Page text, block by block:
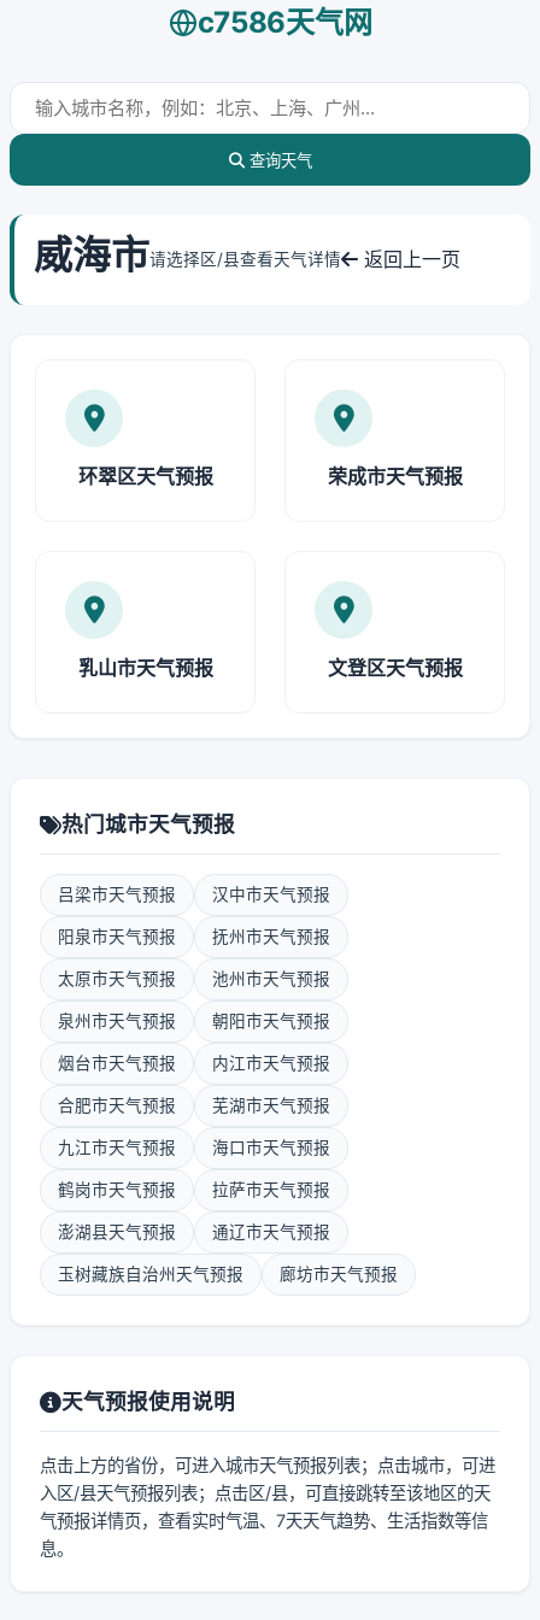
c7586天气网
查询天气
威海市请选择区/县查看天气详情 返回上一页
环翠区天气预报 荣成市天气预报
乳山市天气预报 文登区天气预报
热门城市天气预报
吕梁市天气预报 汉中市天气预报
阳泉市天气预报 抚州市天气预报
太原市天气预报 池州市天气预报
泉州市天气预报 朝阳市天气预报
烟台市天气预报 内江市天气预报
合肥市天气预报 芜湖市天气预报
九江市天气预报 海口市天气预报
鹤岗市天气预报 拉萨市天气预报
澎湖县天气预报 通辽市天气预报
玉树藏族自治州天气预报 廊坊市天气预报
天气预报使用说明
点击上方的省份，可进入城市天气预报列表；点击城市，可进
入区/县天气预报列表；点击区/县，可直接跳转至该地区的天
气预报详情页，查看实时气温、7天天气趋势、生活指数等信
息。